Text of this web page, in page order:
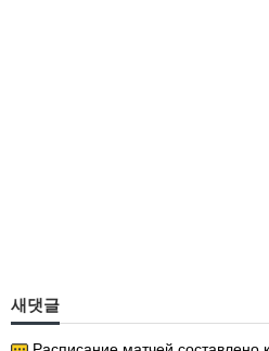
새댓글